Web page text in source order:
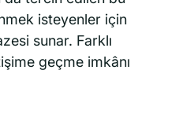
isteyenler için
sunar. Farklı
geçme imkânı